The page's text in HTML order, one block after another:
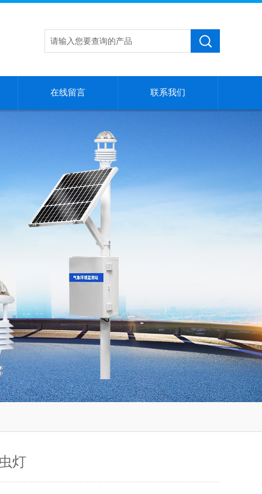
在线留言 联系我们
灯